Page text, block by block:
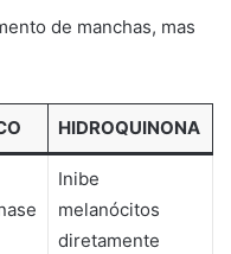
de manchas, mas
HIDROQUINONA
Inibe
melanócitos
diretamente